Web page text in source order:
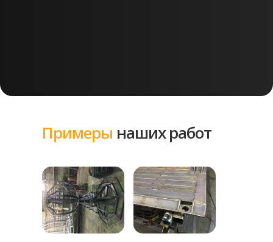
Примеры наших работ